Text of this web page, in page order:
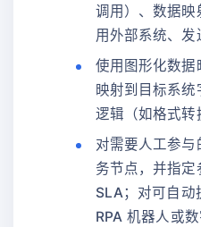
调用）、数据映
用外部系统、发
使用图形化数据
映射到目标系
逻辑（如格式转
对需要人工参
务节点，并指定
SLA；对可自动
RPA 机器人或数